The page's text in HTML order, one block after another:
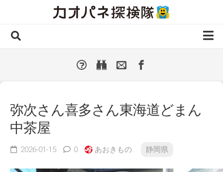
種類別
人気カオパネ
投稿する
弥次さん喜多さん東海道どまん
中茶屋
2026-01-15 0 あおきもの. 静岡県